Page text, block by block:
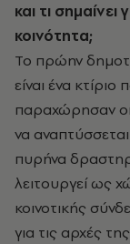
και τι
κοινότητα;
Το πρώην
είναι ένα
παραχώρησαν οι
να
πυρήνα
λειτουργεί ως
κοινοτικής
για τις αρχές